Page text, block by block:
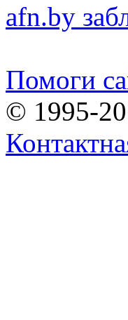
afn.by
Помоги
© 1995-